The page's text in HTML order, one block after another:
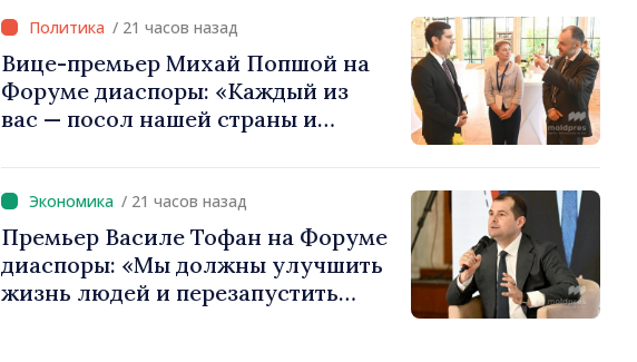
дать населённым пунктам шанс
развиваться»
/ 21 часов назад
Вице-премьер Михай Попшой на
Форуме диаспоры: «Каждый из
вас — посол нашей страны и
/ 21 часов назад
Премьер Василе Тофан на Форуме
диаспоры: «Мы должны улучшить
жизнь людей и перезапустить